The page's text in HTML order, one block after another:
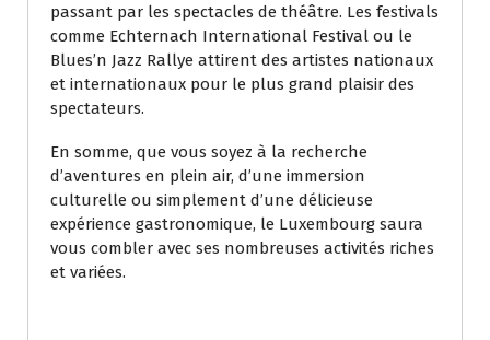
passant par les spectacles de théâtre. Les festivals
comme Echternach International Festival ou le
Blues’n Jazz Rallye attirent des artistes nationaux
et internationaux pour le plus grand plaisir des
spectateurs.
En somme, que vous soyez à la recherche
d’aventures en plein air, d’une immersion
culturelle ou simplement d’une délicieuse
expérience gastronomique, le Luxembourg saura
vous combler avec ses nombreuses activités riches
et variées.